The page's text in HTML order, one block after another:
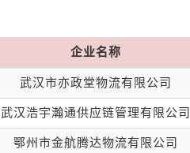
企业名称
武汉市亦政堂物流有限公司
武汉浩宇瀚通供应链管理有限公司
鄂州市金航腾达物流有限公司